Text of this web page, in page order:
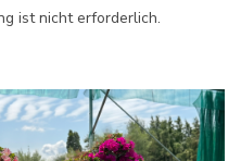
ist nicht erforderlich.